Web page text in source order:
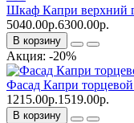
Шкаф Капри верхний
5040.00р.6300.00р.
В корзину
Акция: -20%
Фасад Капри
1215.00р.1519.00р.
В корзину